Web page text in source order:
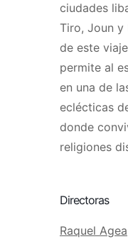
ciudades
Tiro, Joun y
de este
permite al
en una de
eclécticas
donde
religiones
Directoras
Raquel Agea